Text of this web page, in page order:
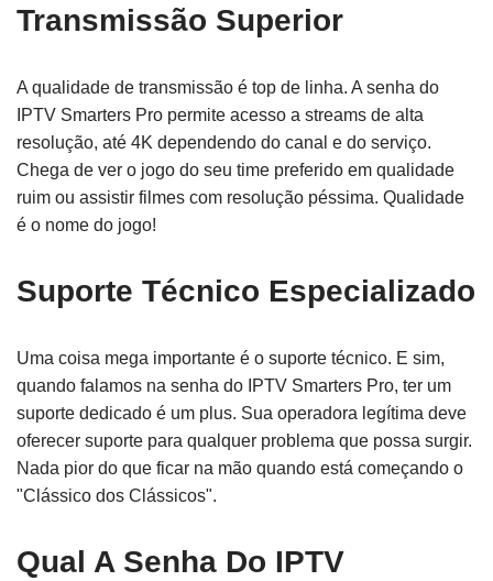
Transmissão Superior
A qualidade de transmissão é top de linha. A senha do
IPTV Smarters Pro permite acesso a streams de alta
resolução, até 4K dependendo do canal e do serviço.
Chega de ver o jogo do seu time preferido em qualidade
ruim ou assistir filmes com resolução péssima. Qualidade
é o nome do jogo!
Suporte Técnico Especializado
Uma coisa mega importante é o suporte técnico. E sim,
quando falamos na senha do IPTV Smarters Pro, ter um
suporte dedicado é um plus. Sua operadora legítima deve
oferecer suporte para qualquer problema que possa surgir.
Nada pior do que ficar na mão quando está começando o
"Clássico dos Clássicos".
Qual A Senha Do IPTV